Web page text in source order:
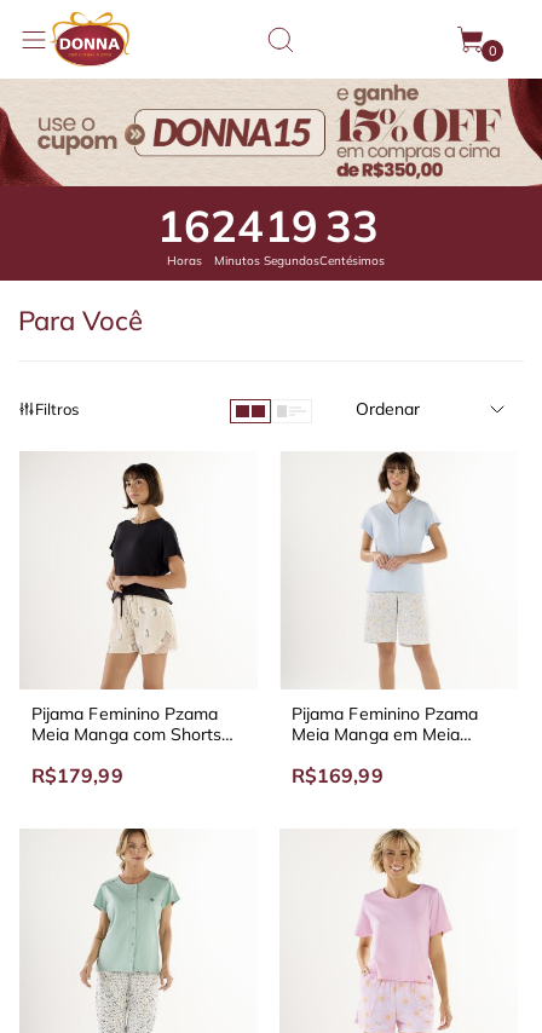
0
16
Horas
24
Minutos
18
Segundos
83
Centésimos
Para Você
Filtros Ordenar
Pijama Feminino Pzama
Meia Manga com Shorts
R$179,99
Pijama Feminino Pzama
Meia Manga em Meia
Malha Confort
R$169,99